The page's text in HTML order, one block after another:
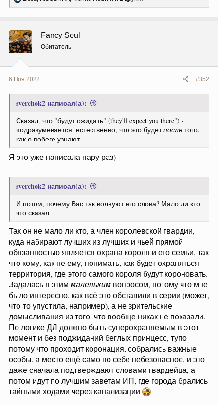
е
ц
и
и
:
Fancy Soul
Обитатель
6 Ноя 2022 #352
sverchok2 написал(а):
Сказал, что "будут ожидать" (they'll expect you there") -
подразумевается, естественно, что это будетпосле того,
как о побеге узнают.
Я это уже написала пару раз)
sverchok2 написал(а):
И потом, почему Вас так волнуют его слова? Мало ли кто
что сказал
Так он не мало ли кто, а член королевской гвардии,
куда набирают лучших из лучших и чьей прямой
обязанностью является охрана короля и его семьи, так
что кому, как не ему, понимать, как будет охраняться
территория, где этого самого короля будут короновать.
Задалась я этим маленьким вопросом, потому что мне
было интересно, как всё это обставили в серии (может,
что-то упустила, например), а не зрительские
домысливания из того, что вообще никак не показали.
По логике ДЛ должно быть суперохраняемым в этот
момент и без поджиданий беглых принцесс, тупо
потому что проходит коронация, собрались важные
особы, а место ещё само по себе небезопасное, и это
даже сначала подтверждают словами гвардейца, а
потом идут по лучшим заветам ИП, где города брались
тайными ходами через канализации